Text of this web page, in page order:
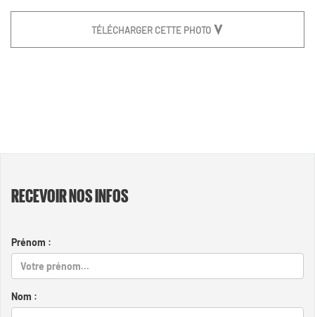
TÉLÉCHARGER CETTE PHOTO
RECEVOIR NOS INFOS
Prénom :
Nom :